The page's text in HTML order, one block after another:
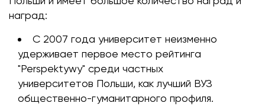
наград:
С 2007 года университет неизменно
удерживает первое место рейтинга
"Perspektywy" среди частных
университетов Польши, как лучший ВУЗ
общественно-гуманитарного профиля.